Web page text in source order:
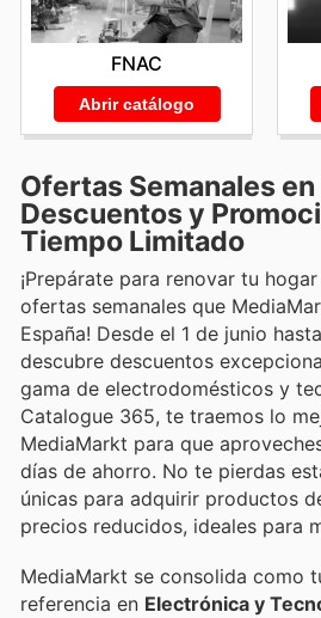
FNAC
Abrir catálogo
Ofertas Semanales
Descuentos y
Tiempo Limitado
¡Prepárate para renovar tu
ofertas semanales que
España! Desde el 1 de junio
descubre descuentos
gama de electrodomésticos y
Catalogue 365, te traemos lo
MediaMarkt para que
días de ahorro. No te pierdas
únicas para adquirir productos
precios reducidos, ideales para
MediaMarkt se consolida como
referencia en Electrónica y